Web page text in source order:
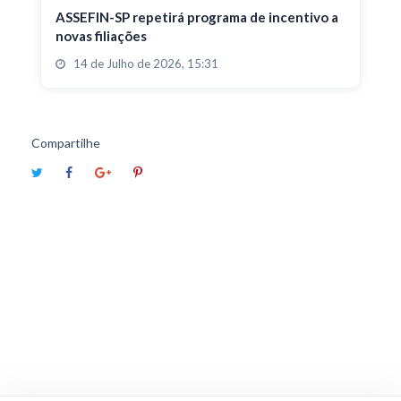
ASSEFIN-SP repetirá programa de incentivo a
novas filiações
14 de Julho de 2026, 15:31
Compartilhe